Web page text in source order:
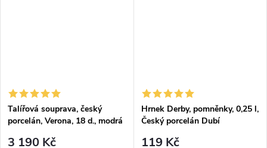
Talířová souprava, český
porcelán, Verona, 18 d., modrá
3 190 Kč
Hrnek Derby, pomněnky, 0,25 l,
Český porcelán Dubí
119 Kč